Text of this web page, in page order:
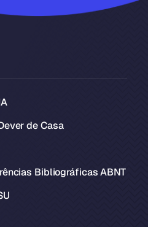
de Casa
Bibliográficas ABNT